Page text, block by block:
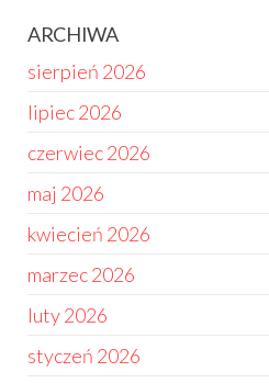
ARCHIWA
sierpień 2026
lipiec 2026
czerwiec 2026
maj 2026
kwiecień 2026
marzec 2026
luty 2026
styczeń 2026